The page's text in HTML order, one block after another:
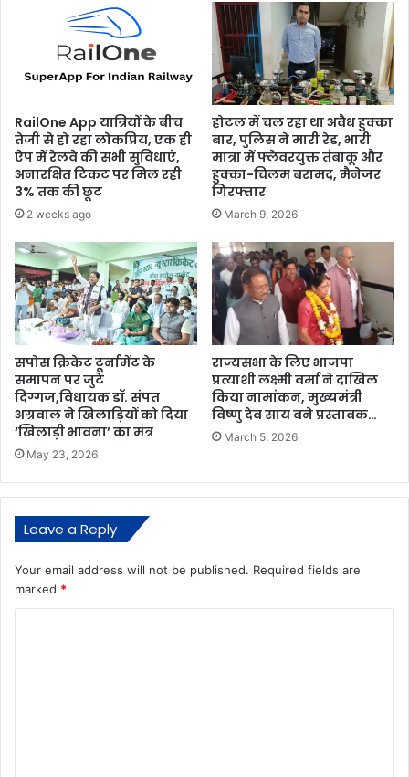
RailOne App यात्रियों के बीच
तेजी से हो रहा लोकप्रिय, एक ही
ऐप में रेलवे की सभी सुविधाएं,
अनारक्षित टिकट पर मिल रही
3% तक की छूट
2 weeks ago
होटल में चल रहा था अवैध हुक्का
बार, पुलिस ने मारी रेड, भारी
मात्रा में फ्लेवरयुक्त तंबाकू और
हुक्का-चिलम बरामद, मैनेजर
गिरफ्तार
March 9, 2026
सपोस क्रिकेट टूर्नामेंट के
समापन पर जुटे
दिग्गज,विधायक डॉ. संपत
अग्रवाल ने खिलाड़ियों को दिया
‘खिलाड़ी भावना’ का मंत्र
May 23, 2026
राज्यसभा के लिए भाजपा
प्रत्याशी लक्ष्मी वर्मा ने दाखिल
किया नामांकन, मुख्यमंत्री
विष्णु देव साय बने प्रस्तावक…
March 5, 2026
Leave a Reply
Your email address will not be published. Required fields are
marked *